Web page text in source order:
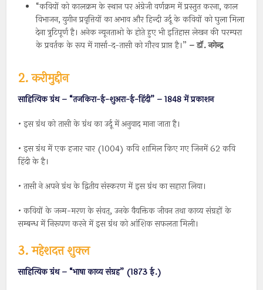
“कवियों को कालक्रम के स्थान पर अंग्रेजी वर्णक्रम में प्रस्तुत करना, काल
विभाजन, युगीन प्रवृत्तियों का अभाव और हिन्दी उर्दू के कवियों को घुला मिला
देना त्रुटिपूर्ण है। अनेक न्यूनताओ के होते हुए भी इतिहास लेखन की परम्परा
के प्रवर्तक के रूप में गार्सा-द-तासी को गौरव प्राप्त है।” –डॉ.नगेन्द्र
2. करीमुद्दीन
साहित्यिकग्रंथ – “तजकिरा-ई-शुअरा-ई-हिंदी” – 1848 में प्रकाशन
• इस ग्रंथ को तासी के ग्रंथ का उर्दू में अनुवाद माना जाता है।
• इस ग्रंथ में एक हजार चार (1004) कवि शामिल किए गए जिनमें 62 कवि
हिंदी के है।
• तासी ने अपने ग्रंथ के द्वितीय संस्करण में इस ग्रंथ का सहारा लिया।
• कवियों के जन्म-मरण के संवत्, उनके वैयक्तिक जीवन तथा काव्य संग्रहों के
सम्बन्ध में निरूपण करने में इस ग्रंथ को आंशिक सफलता मिली।
3. महेशदत्त शुक्ल
साहित्यिक ग्रंथ – “भाषा काव्य संग्रह” (1873 ई.)